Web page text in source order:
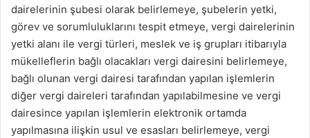
dairelerinin şubesi olarak belirlemeye, şubelerin yetki,
görev ve sorumluluklarını tespit etmeye, vergi dairelerinin
yetki alanı ile vergi türleri, meslek ve iş grupları itibarıyla
mükelleflerin bağlı olacakları vergi dairesini belirlemeye,
bağlı olunan vergi dairesi tarafından yapılan işlemlerin
diğer vergi daireleri tarafından yapılabilmesine ve vergi
dairesince yapılan işlemlerin elektronik ortamda
yapılmasına ilişkin usul ve esasları belirlemeye, vergi